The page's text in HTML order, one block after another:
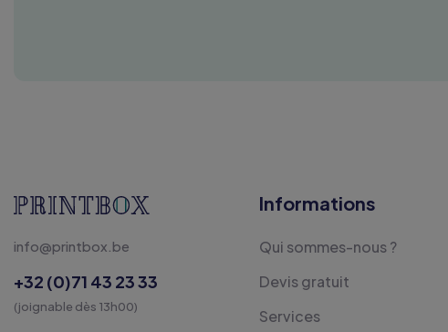
info@printbox.be
+32 (0)71 43 23 33
(joignable dès 13h00)
Informations
Qui sommes-nous ?
Devis gratuit
Services